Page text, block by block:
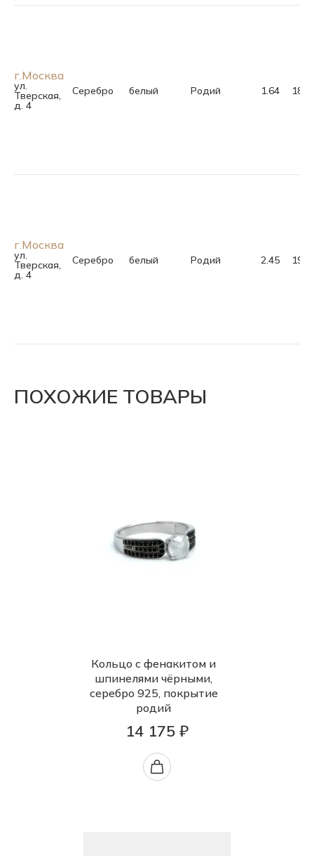
г.Москва
ул.
Тверская,
д. 4
Серебро белый Родий 1.64 18.0
г.Москва
ул.
Тверская,
д. 4
Серебро белый Родий 2.45 19.0
ПОХОЖИЕ ТОВАРЫ
Кольцо с фенакитом и
шпинелями чёрными,
серебро 925, покрытие
родий
14 175 ₽